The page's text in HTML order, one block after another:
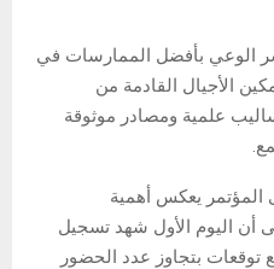
الوعي بأفضل الممارسات في
الأجيال القادمة من
علمية ومصادر موثوقة
المؤتمر يعكس أهمية
أن اليوم الأول شهد تسجيل
مشاركاً، مع توقعات بتجاوز عدد الحضور